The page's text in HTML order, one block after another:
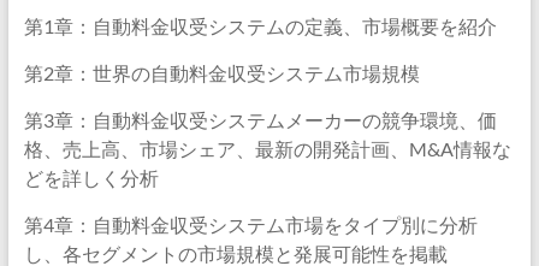
第1章：自動料金収受システムの定義、市場概要を紹介
第2章：世界の自動料金収受システム市場規模
第3章：自動料金収受システムメーカーの競争環境、価
格、売上高、市場シェア、最新の開発計画、M&A情報な
どを詳しく分析
第4章：自動料金収受システム市場をタイプ別に分析
し、各セグメントの市場規模と発展可能性を掲載